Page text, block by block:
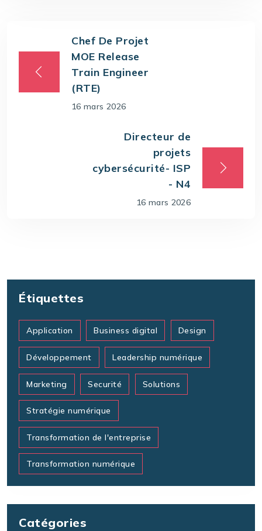
Chef De Projet
MOE Release
Train Engineer
(RTE)
16 mars 2026
Directeur de
projets
cybersécurité- ISP
- N4
16 mars 2026
Étiquettes
Application Business digital Design
Développement Leadership numérique
Marketing Securité Solutions
Stratégie numérique
Transformation de l'entreprise
Transformation numérique
Catégories